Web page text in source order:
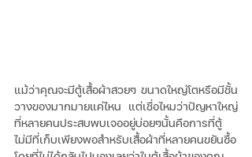
แม้ว่าคุณจะมีตู้เสื้อผ้าสวยๆ ขนาดใหญ่โตหรือมีชั้น
วางของมากมายแค่ไหน แต่เชื่อไหมว่าปัญหาใหญ่
ที่หลายคนประสบพบเจออยู่บ่อยๆนั้นคือการที่ตู้
ไม่มีที่เก็บเพียงพอสำหรับเสื้อผ้าที่หลายคนขยันซื้อ